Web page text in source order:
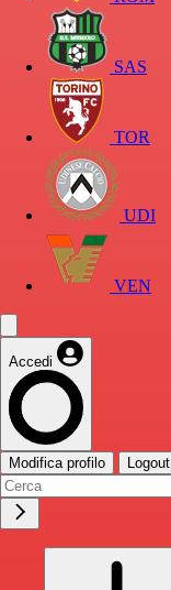
SAS
TOR
UDI
VEN
Accedi
Modifica profilo Logout